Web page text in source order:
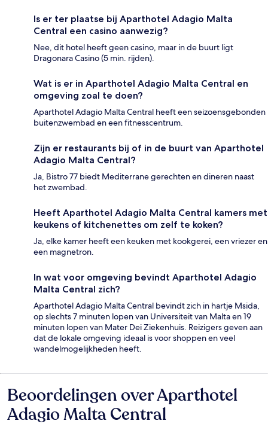
Is er ter plaatse bij Aparthotel Adagio Malta
Central een casino aanwezig?
Nee, dit hotel heeft geen casino, maar in de buurt ligt
Dragonara Casino (5 min. rijden).
Wat is er in Aparthotel Adagio Malta Central en
omgeving zoal te doen?
Aparthotel Adagio Malta Central heeft een seizoensgebonden
buitenzwembad en een fitnesscentrum.
Zijn er restaurants bij of in de buurt van Aparthotel
Adagio Malta Central?
Ja, Bistro 77 biedt Mediterrane gerechten en dineren naast
het zwembad.
Heeft Aparthotel Adagio Malta Central kamers met
keukens of kitchenettes om zelf te koken?
Ja, elke kamer heeft een keuken met kookgerei, een vriezer en
een magnetron.
In wat voor omgeving bevindt Aparthotel Adagio
Malta Central zich?
Aparthotel Adagio Malta Central bevindt zich in hartje Msida,
op slechts 7 minuten lopen van Universiteit van Malta en 19
minuten lopen van Mater Dei Ziekenhuis. Reizigers geven aan
dat de lokale omgeving ideaal is voor shoppen en veel
wandelmogelijkheden heeft.
Beoordelingen
Beoordelingen over Aparthotel
Adagio Malta Central